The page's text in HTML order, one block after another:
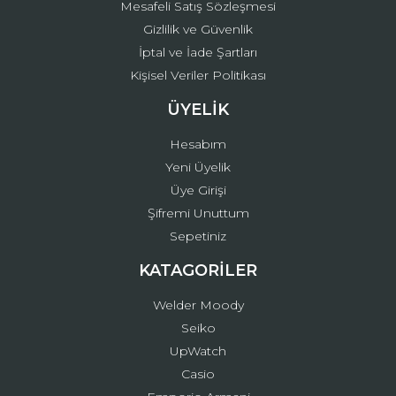
Mesafeli Satış Sözleşmesi
Gizlilik ve Güvenlik
İptal ve İade Şartları
Kişisel Veriler Politikası
ÜYELİK
Hesabım
Yeni Üyelik
Üye Girişi
Şifremi Unuttum
Sepetiniz
KATAGORİLER
Welder Moody
Seiko
UpWatch
Casio